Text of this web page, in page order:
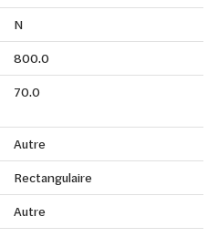
N
800.0
70.0
Autre
Rectangulaire
Autre